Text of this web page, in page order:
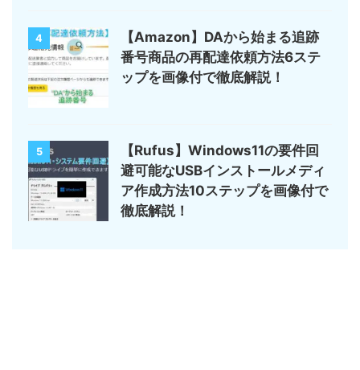
4
【Amazon】DAから始まる追跡
番号商品の再配達依頼方法6ステ
ップを画像付で徹底解説！
5
【Rufus】Windows11の要件回
避可能なUSBインストールメディ
ア作成方法10ステップを画像付で
徹底解説！